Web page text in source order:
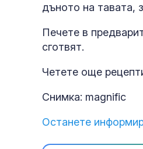
дъното на тавата,
Печете в
сготвят.
Четете още
Снимка: magnific
Останете